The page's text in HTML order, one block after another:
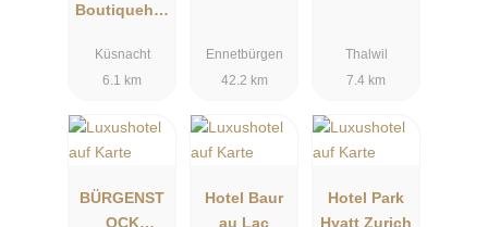
Boutiquehot
Seerestaura
nts
Küsnacht
6.1 km
Ennetbürgen
42.2 km
Thalwil
7.4 km
BÜRGENST
OCK
Hotel Baur
au Lac
Hotel Park
Hyatt Zurich